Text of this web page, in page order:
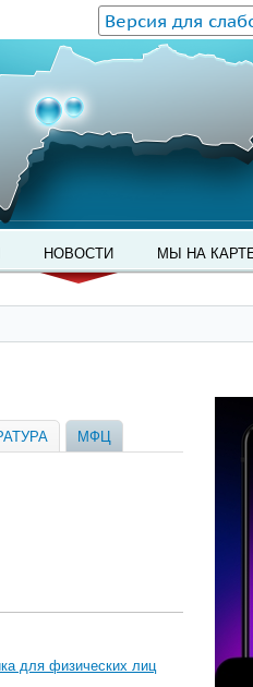
Версия для
НОВОСТИ МЫ НА
МФЦ
для физических лиц